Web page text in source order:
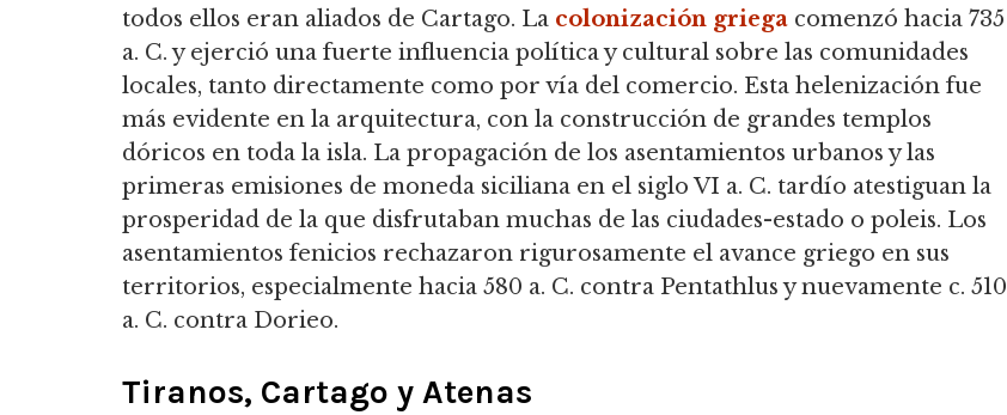
todos ellos eran aliados de Cartago. La colonización griega comenzó hacia 735
a. C. y ejerció una fuerte influencia política y cultural sobre las comunidades
locales, tanto directamente como por vía del comercio. Esta helenización fue
más evidente en la arquitectura, con la construcción de grandes templos
dóricos en toda la isla. La propagación de los asentamientos urbanos y las
primeras emisiones de moneda siciliana en el siglo VI a. C. tardío atestiguan la
prosperidad de la que disfrutaban muchas de las ciudades-estado o poleis. Los
asentamientos fenicios rechazaron rigurosamente el avance griego en sus
territorios, especialmente hacia 580 a. C. contra Pentathlus y nuevamente c. 510
a. C. contra Dorieo.
Tiranos, Cartago y Atenas